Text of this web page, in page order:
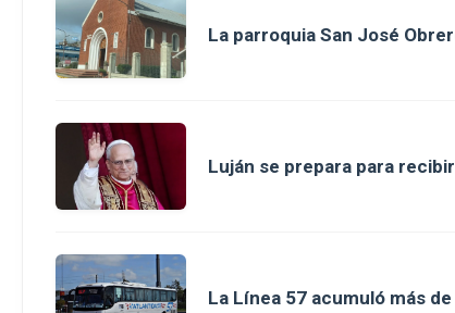
La parroquia San José
Luján se prepara para
La Línea 57 acumuló más